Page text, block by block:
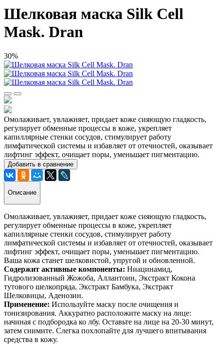
Шелковая маска Silk Cell
Mask. Dran
30%
Омолаживает, увлажняет, придает коже сияющую гладкость,
регулирует обменные процессы в коже, укрепляет
капиллярные стенки сосудов, стимулирует работу
лимфатической системы и избавляет от отечностей, оказывает
лифтинг эффект, очищает поры, уменьшает пигментацию.
Добавить в сравнение
Описание
Омолаживает, увлажняет, придает коже сияющую гладкость,
регулирует обменные процессы в коже, укрепляет
капиллярные стенки сосудов, стимулирует работу
лимфатической системы и избавляет от отечностей, оказывает
лифтинг эффект, очищает поры, уменьшает пигментацию.
Ваша кожа станет шелковистой, упругой и обновленной.
Содержит активные компоненты: Ниацинамид,
Гидролизованный Жожоба, Аллантоин, Экстракт Кокона
тутового шелкопряда, Экстракт Бамбука, Экстракт
Шелковицы, Аденозин.
Применение: Используйте маску после очищения и
тонизирования. Аккуратно расположите маску на лице:
начиная с подбородка ко лбу. Оставьте на лице на 20-30 минут,
затем снимите. Слегка похлопайте для лучшего впитывания
средства в кожу.